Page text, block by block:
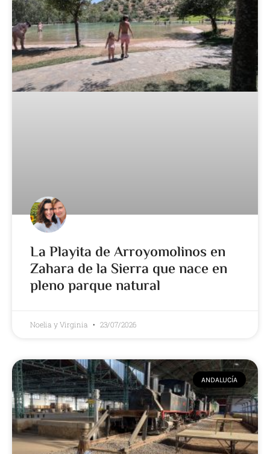
La Playita de Arroyomolinos en
Zahara de la Sierra que nace en
pleno parque natural
Noelia y Virginia 23/07/2026
ANDALUCÍA